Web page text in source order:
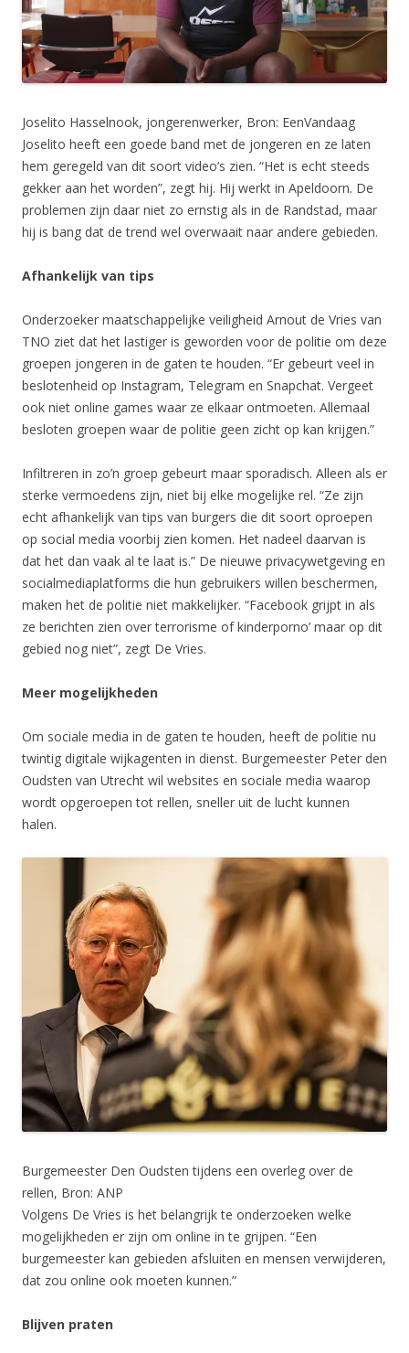
Joselito Hasselnook, jongerenwerker, Bron: EenVandaag
Joselito heeft een goede band met de jongeren en ze laten
hem geregeld van dit soort video’s zien. “Het is echt steeds
gekker aan het worden”, zegt hij. Hij werkt in Apeldoorn. De
problemen zijn daar niet zo ernstig als in de Randstad, maar
hij is bang dat de trend wel overwaait naar andere gebieden.
Afhankelijk van tips
Onderzoeker maatschappelijke veiligheid Arnout de Vries van
TNO ziet dat het lastiger is geworden voor de politie om deze
groepen jongeren in de gaten te houden. “Er gebeurt veel in
beslotenheid op Instagram, Telegram en Snapchat. Vergeet
ook niet online games waar ze elkaar ontmoeten. Allemaal
besloten groepen waar de politie geen zicht op kan krijgen.”
Infiltreren in zo’n groep gebeurt maar sporadisch. Alleen als er
sterke vermoedens zijn, niet bij elke mogelijke rel. “Ze zijn
echt afhankelijk van tips van burgers die dit soort oproepen
op social media voorbij zien komen. Het nadeel daarvan is
dat het dan vaak al te laat is.” De nieuwe privacywetgeving en
socialmediaplatforms die hun gebruikers willen beschermen,
maken het de politie niet makkelijker. “Facebook grijpt in als
ze berichten zien over terrorisme of kinderporno’ maar op dit
gebied nog niet”, zegt De Vries.
Meer mogelijkheden
Om sociale media in de gaten te houden, heeft de politie nu
twintig digitale wijkagenten in dienst. Burgemeester Peter den
Oudsten van Utrecht wil websites en sociale media waarop
wordt opgeroepen tot rellen, sneller uit de lucht kunnen
halen.
Burgemeester Den Oudsten tijdens een overleg over de
rellen, Bron: ANP
Volgens De Vries is het belangrijk te onderzoeken welke
mogelijkheden er zijn om online in te grijpen. “Een
burgemeester kan gebieden afsluiten en mensen verwijderen,
dat zou online ook moeten kunnen.”
Blijven praten